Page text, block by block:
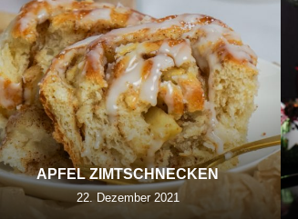
APFEL ZIMTSCHNECKEN
22. Dezember 2021